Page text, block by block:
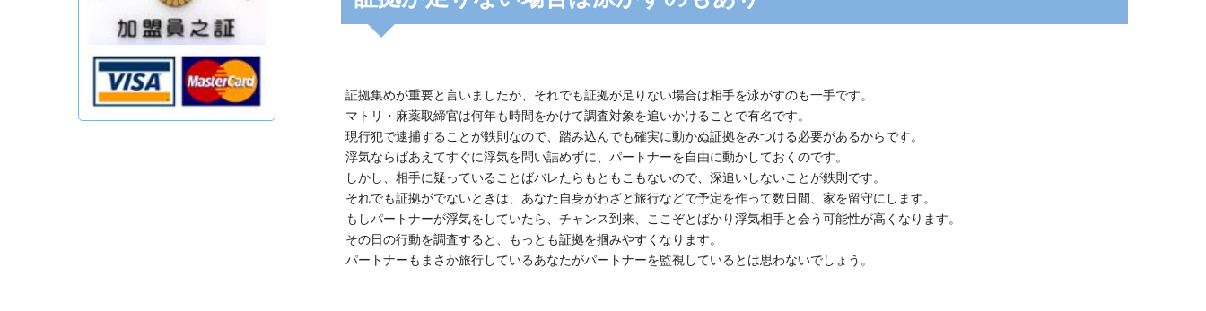
証拠集めが重要と言いましたが、それでも証拠が足りない場合は相手を泳がすのも一手です。
マトリ・麻薬取締官は何年も時間をかけて調査対象を追いかけることで有名です。
現行犯で逮捕することが鉄則なので、踏み込んでも確実に動かぬ証拠をみつける必要があるからです。
浮気ならばあえてすぐに浮気を問い詰めずに、パートナーを自由に動かしておくのです。
しかし、相手に疑っていることばバレたらもともこもないので、深追いしないことが鉄則です。
それでも証拠がでないときは、あなた自身がわざと旅行などで予定を作って数日間、家を留守にします。
もしパートナーが浮気をしていたら、チャンス到来、ここぞとばかり浮気相手と会う可能性が高くなります。
その日の行動を調査すると、もっとも証拠を掴みやすくなります。
パートナーもまさか旅行しているあなたがパートナーを監視しているとは思わないでしょう。